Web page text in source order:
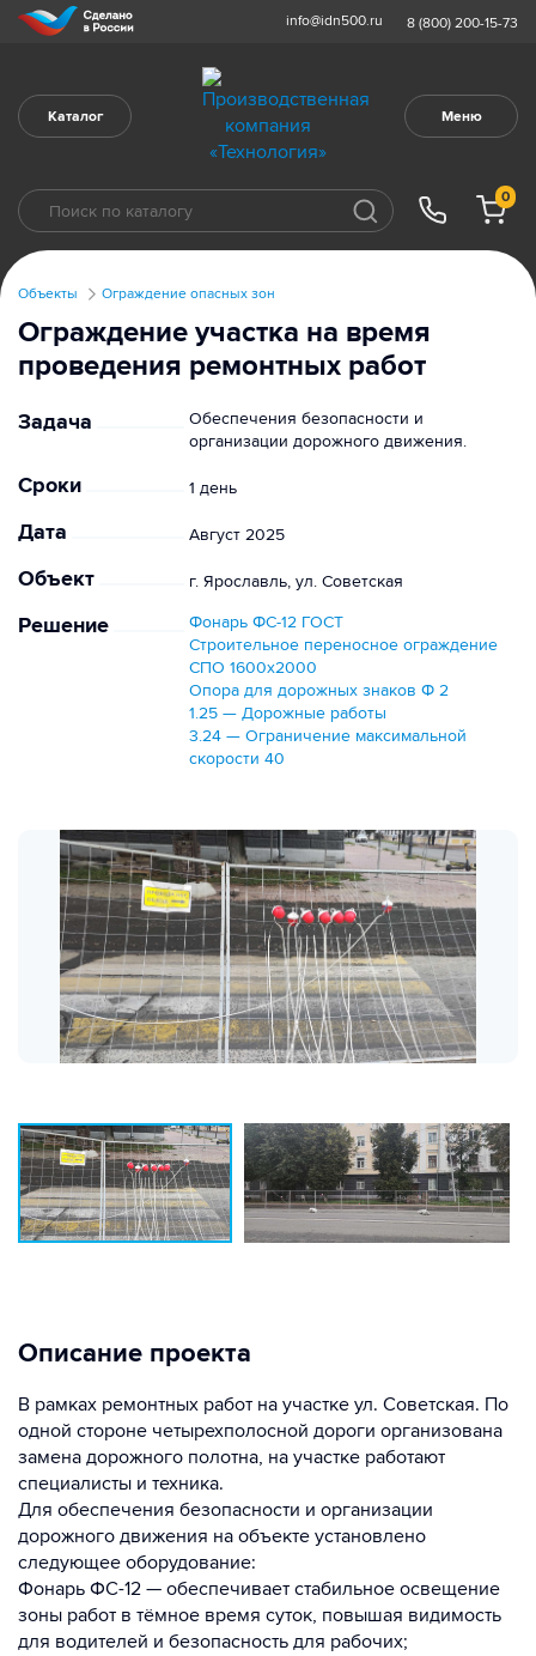
info@idn500.ru 8 (800) 200-15-73
Каталог Меню
0
Объекты Ограждение опасных зон
Ограждение участка на время
проведения ремонтных работ
Задача
Обеспечения безопасности и
организации дорожного движения.
Сроки 1 день
Дата Август 2025
Объект г. Ярославль, ул. Советская
Решение
Фонарь ФС-12 ГОСТ
Строительное переносное ограждение
СПО 1600х2000
Опора для дорожных знаков Ф 2
1.25 — Дорожные работы
3.24 — Ограничение максимальной
скорости 40
Описание проекта
В рамках ремонтных работ на участке ул. Советская. По
одной стороне четырехполосной дороги организована
замена дорожного полотна, на участке работают
специалисты и техника.
Для обеспечения безопасности и организации
дорожного движения на объекте установлено
следующее оборудование:
Фонарь ФС-12 — обеспечивает стабильное освещение
зоны работ в тёмное время суток, повышая видимость
для водителей и безопасность для рабочих;